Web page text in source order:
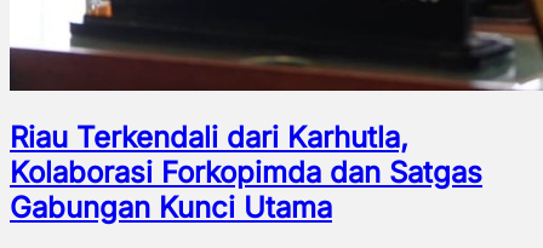
Riau Terkendali dari Karhutla,
Kolaborasi Forkopimda dan Satgas
Gabungan Kunci Utama